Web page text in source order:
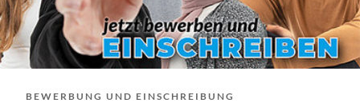
BEWERBUNG UND EINSCHREIBUNG